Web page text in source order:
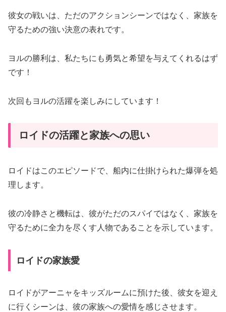
彼女の戦いは、ただのアクションシーンではなく、家族を
守るための強い決意の表れです。
ヨルの勝利は、私たちにも勇気と希望を与えてくれるはず
です！
次回もヨルの活躍を楽しみにしています！
ロイドの活躍と家族への思い
ロイドはこのエピソードで、船内に仕掛けられた爆弾を処
理します。
彼の冷静さと機転は、彼がただのスパイではなく、家族を
守るために全力を尽くす人物であることを示しています。
ロイドの家族愛
ロイドがアーニャをキッズルームに預けた後、彼女を迎え
に行くシーンは、彼の家族への愛情を感じさせます。